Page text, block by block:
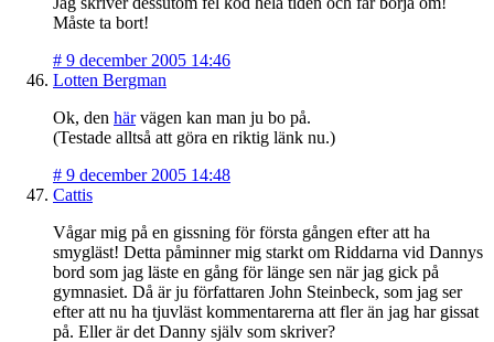
Måste ta bort!
# 9 december 2005 14:46
Lotten Bergman
Ok, den härvägen kan man ju bo på.
(Testade alltså att göra en riktig länk nu.)
# 9 december 2005 14:48
Cattis
Vågar mig på en gissning för första gången efter att ha
smygläst! Detta påminner mig starkt om Riddarna vid Dannys
bord som jag läste en gång för länge sen när jag gick på
gymnasiet. Då är ju författaren John Steinbeck, som jag ser
efter att nu ha tjuvläst kommentarerna att fler än jag har gissat
på. Eller är det Danny själv som skriver?